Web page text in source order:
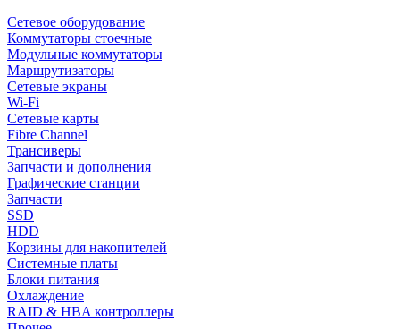
Сетевое оборудование
Коммутаторы стоечные
Модульные коммутаторы
Маршрутизаторы
Сетевые экраны
Wi-Fi
Сетевые карты
Fibre Channel
Трансиверы
Запчасти и дополнения
Графические станции
Запчасти
SSD
HDD
Корзины для накопителей
Системные платы
Блоки питания
Охлаждение
RAID & HBA контроллеры